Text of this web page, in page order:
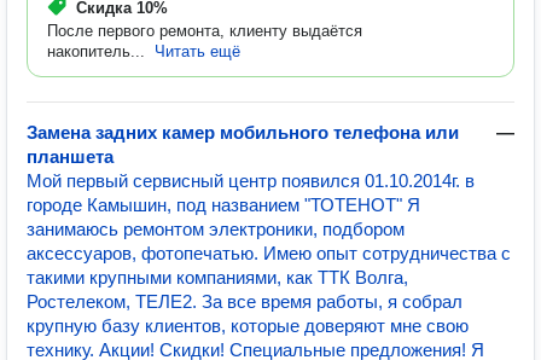
Скидка 10%
После первого ремонта, клиенту выдаётся
накопитель...
Читать ещё
Замена задних камер мобильного телефона или
планшета
—
Мой первый сервисный центр появился 01.10.2014г. в
городе Камышин, под названием "ТОТЕНОТ" Я
занимаюсь ремонтом электроники, подбором
аксессуаров, фотопечатью. Имею опыт сотрудничества с
такими крупными компаниями, как ТТК Волга,
Ростелеком, ТЕЛЕ2. За все время работы, я собрал
крупную базу клиентов, которые доверяют мне свою
технику. Акции! Скидки! Специальные предложения! Я